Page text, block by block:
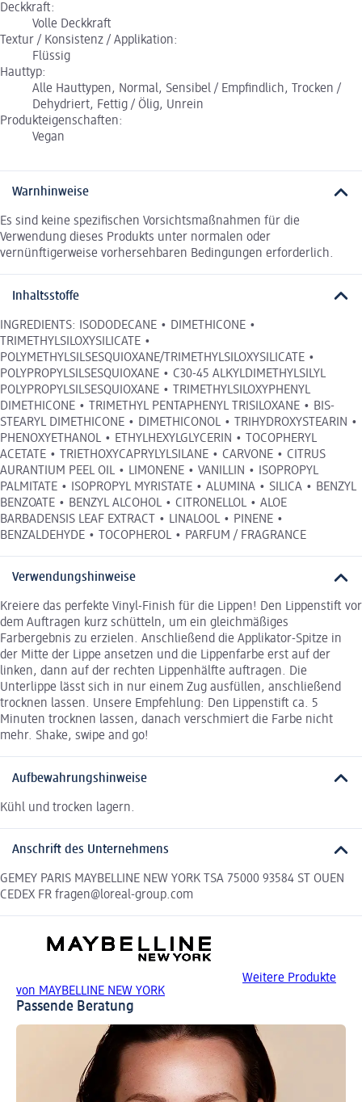
Deckkraft:
Volle Deckkraft
Textur / Konsistenz / Applikation:
Flüssig
Hauttyp:
Alle Hauttypen, Normal, Sensibel / Empfindlich, Trocken /
Dehydriert, Fettig / Ölig, Unrein
Produkteigenschaften:
Vegan
Warnhinweise
Es sind keine spezifischen Vorsichtsmaßnahmen für die
Verwendung dieses Produkts unter normalen oder
vernünftigerweise vorhersehbaren Bedingungen erforderlich.
Inhaltsstoffe
INGREDIENTS: ISODODECANE • DIMETHICONE •
TRIMETHYLSILOXYSILICATE •
POLYMETHYLSILSESQUIOXANE/TRIMETHYLSILOXYSILICATE •
POLYPROPYLSILSESQUIOXANE • C30-45 ALKYLDIMETHYLSILYL
POLYPROPYLSILSESQUIOXANE • TRIMETHYLSILOXYPHENYL
DIMETHICONE • TRIMETHYL PENTAPHENYL TRISILOXANE • BIS-
STEARYL DIMETHICONE • DIMETHICONOL • TRIHYDROXYSTEARIN •
PHENOXYETHANOL • ETHYLHEXYLGLYCERIN • TOCOPHERYL
ACETATE • TRIETHOXYCAPRYLYLSILANE • CARVONE • CITRUS
AURANTIUM PEEL OIL • LIMONENE • VANILLIN • ISOPROPYL
PALMITATE • ISOPROPYL MYRISTATE • ALUMINA • SILICA • BENZYL
BENZOATE • BENZYL ALCOHOL • CITRONELLOL • ALOE
BARBADENSIS LEAF EXTRACT • LINALOOL • PINENE •
BENZALDEHYDE • TOCOPHEROL • PARFUM / FRAGRANCE
Verwendungshinweise
Kreiere das perfekte Vinyl-Finish für die Lippen! Den Lippenstift vor
dem Auftragen kurz schütteln, um ein gleichmäßiges
Farbergebnis zu erzielen. Anschließend die Applikator-Spitze in
der Mitte der Lippe ansetzen und die Lippenfarbe erst auf der
linken, dann auf der rechten Lippenhälfte auftragen. Die
Unterlippe lässt sich in nur einem Zug ausfüllen, anschließend
trocknen lassen. Unsere Empfehlung: Den Lippenstift ca. 5
Minuten trocknen lassen, danach verschmiert die Farbe nicht
mehr. Shake, swipe and go!
Aufbewahrungshinweise
Kühl und trocken lagern.
Anschrift des Unternehmens
GEMEY PARIS MAYBELLINE NEW YORK TSA 75000 93584 ST OUEN
CEDEX FR fragen@loreal-group.com
Weitere Produkte
von MAYBELLINE NEW YORK
Passende Beratung